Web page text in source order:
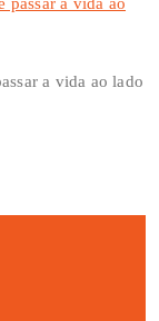
a vida ao lado